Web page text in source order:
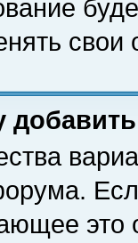
свои
это